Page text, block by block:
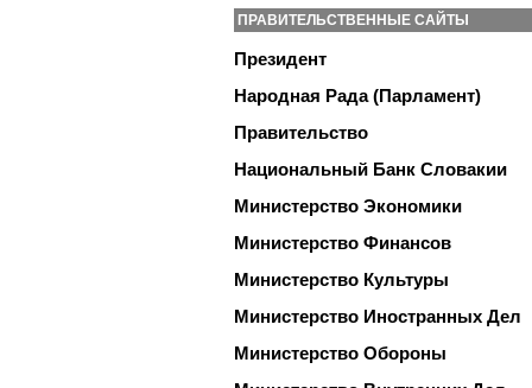
ПРАВИТЕЛЬСТВЕННЫЕ САЙТЫ
Президент
Народная Рада (Парламент)
Правительство
Национальный Банк Словакии
Министерство Экономики
Министерство Финансов
Министерство Культуры
Министерство Иностранных Дел
Министерство Обороны